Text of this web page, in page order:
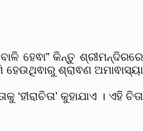
ହେଵା” କିନ୍ତୁ ଶ୍ରୀମନ୍ଦିରରେ
ଶ୍ରାଵଣ ଅମାଵାସ୍ୟା
କୁହାଯାଏ । ଏହି ଚିତା